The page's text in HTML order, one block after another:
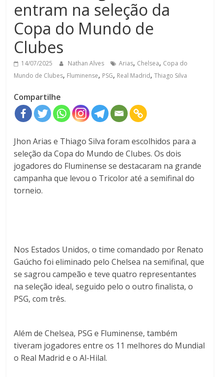
entram na seleção da
Copa do Mundo de
Clubes
14/07/2025 Nathan Alves Arias, Chelsea, Copa do
Mundo de Clubes, Fluminense, PSG, Real Madrid,Thiago Silva
Compartilhe
Jhon Arias e Thiago Silva foram escolhidos para a
seleção da Copa do Mundo de Clubes. Os dois
jogadores do Fluminense se destacaram na grande
campanha que levou o Tricolor até a semifinal do
torneio.
Nos Estados Unidos, o time comandado por Renato
Gaúcho foi eliminado pelo Chelsea na semifinal, que
se sagrou campeão e teve quatro representantes
na seleção ideal, seguido pelo o outro finalista, o
PSG, com três.
Além de Chelsea, PSG e Fluminense, também
tiveram jogadores entre os 11 melhores do Mundial
o Real Madrid e o Al-Hilal.